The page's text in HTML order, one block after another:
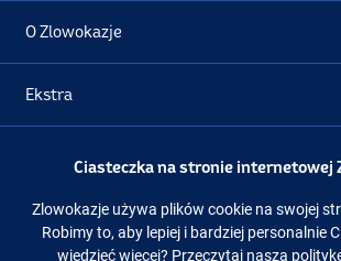
O Zlowokazje
Ekstra
Promocje
Obserwuj nas Facebook
Ciasteczka na stronie internetowej
Zlowokazje używa plików cookie na swojej
Robimy to, aby lepiej i bardziej personalnie
wiedzieć więcej? Przeczytaj naszą